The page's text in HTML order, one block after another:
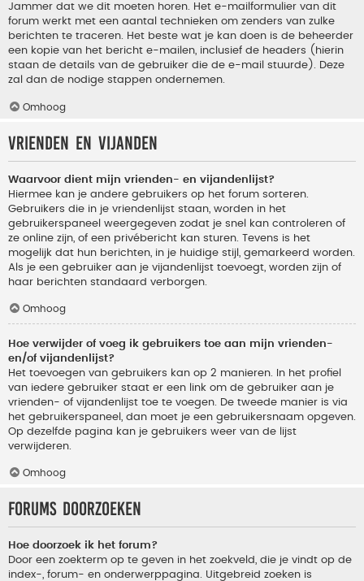
Jammer dat we dit moeten horen. Het e-mailformulier van dit
forum werkt met een aantal technieken om zenders van zulke
berichten te traceren. Het beste wat je kan doen is de beheerder
een kopie van het bericht e-mailen, inclusief de headers (hierin
staan de details van de gebruiker die de e-mail stuurde). Deze
zal dan de nodige stappen ondernemen.
Omhoog
Vrienden en vijanden
Waarvoor dient mijn vrienden- en vijandenlijst?
Hiermee kan je andere gebruikers op het forum sorteren.
Gebruikers die in je vriendenlijst staan, worden in het
gebruikerspaneel weergegeven zodat je snel kan controleren of
ze online zijn, of een privébericht kan sturen. Tevens is het
mogelijk dat hun berichten, in je huidige stijl, gemarkeerd worden.
Als je een gebruiker aan je vijandenlijst toevoegt, worden zijn of
haar berichten standaard verborgen.
Omhoog
Hoe verwijder of voeg ik gebruikers toe aan mijn vrienden-
en/of vijandenlijst?
Het toevoegen van gebruikers kan op 2 manieren. In het profiel
van iedere gebruiker staat er een link om de gebruiker aan je
vrienden- of vijandenlijst toe te voegen. De tweede manier is via
het gebruikerspaneel, dan moet je een gebruikersnaam opgeven.
Op dezelfde pagina kan je gebruikers weer van de lijst
verwijderen.
Omhoog
Forums doorzoeken
Hoe doorzoek ik het forum?
Door een zoekterm op te geven in het zoekveld, die je vindt op de
index-, forum- en onderwerppagina. Uitgebreid zoeken is